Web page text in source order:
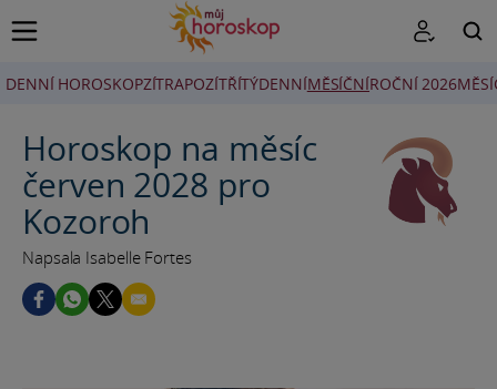
DENNÍ HOROSKOPZÍTRAPOZÍTŘÍTÝDENNÍMĚSÍČNÍROČNÍ 2026
Horoskop na měsíc
červen 2028 pro
Kozoroh
Napsala Isabelle Fortes